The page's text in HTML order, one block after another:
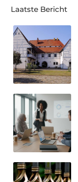
Laatste Bericht